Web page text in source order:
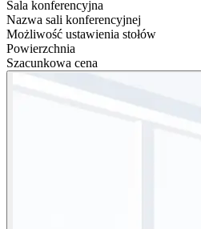
Sala konferencyjna
Nazwa sali konferencyjnej
Możliwość ustawienia stołów
Powierzchnia
Szacunkowa cena